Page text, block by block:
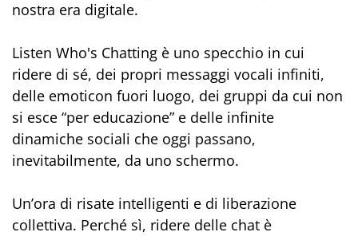
nostra era digitale.
Listen Who's Chatting è uno specchio in cui
ridere di sé, dei propri messaggi vocali infiniti,
delle emoticon fuori luogo, dei gruppi da cui non
si esce “per educazione” e delle infinite
dinamiche sociali che oggi passano,
inevitabilmente, da uno schermo.
Un’ora di risate intelligenti e di liberazione
collettiva. Perché sì, ridere delle chat è